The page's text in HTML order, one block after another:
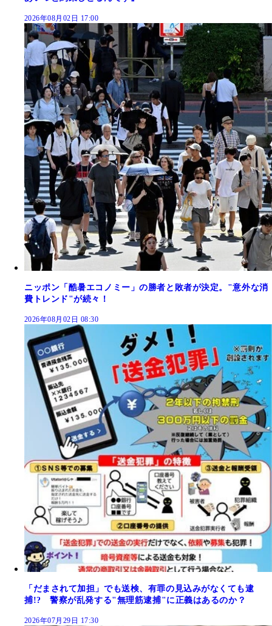
2026年08月02日 17:00
ニッポン「酷暑エコノミー」の勝者と敗者が決定。"意外な消
費トレンド"が続々！
2026年08月02日 08:30
「だまされて加担」でも送検、有罪の見込みがなくても逮
捕!? 警察が乱発する"無理筋逮捕"に正義はあるのか？
2026年07月29日 17:30